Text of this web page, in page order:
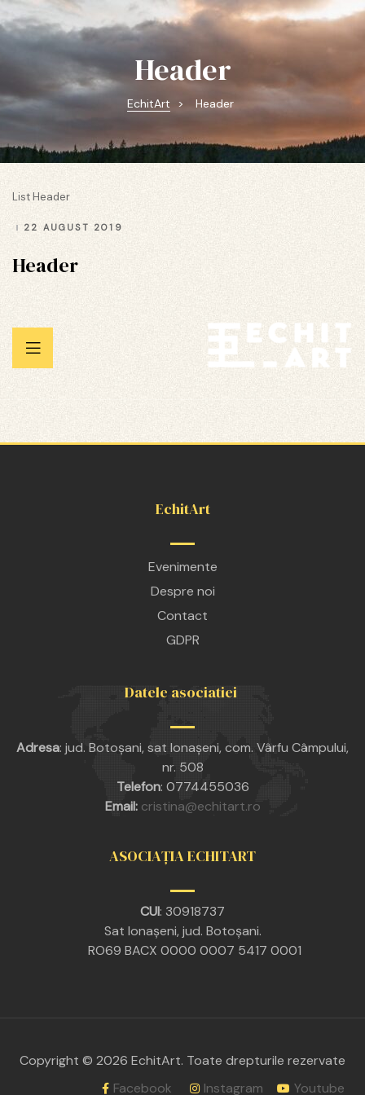
Header
EchitArt > Header
List Header
22 AUGUST 2019
Header
EchitArt
Evenimente
Despre noi
Contact
GDPR
Datele asociatiei
Adresa: jud. Botoșani, sat Ionașeni, com. Vârfu Câmpului,
nr. 508
Telefon: 0774455036
Email: cristina@echitart.ro
ASOCIAȚIA ECHITART
CUI: 30918737
Sat Ionașeni, jud. Botoșani.
RO69 BACX 0000 0007 5417 0001
Copyright © 2026 EchitArt. Toate drepturile rezervate
Facebook
Instagram Youtube